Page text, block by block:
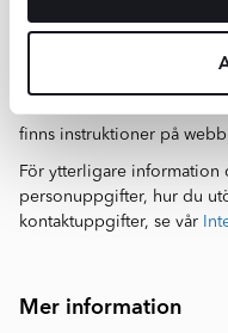
analysverktyg genom att
finns instruktioner på
För ytterligare information
personuppgifter, hur du
kontaktuppgifter, se vår
Mer information